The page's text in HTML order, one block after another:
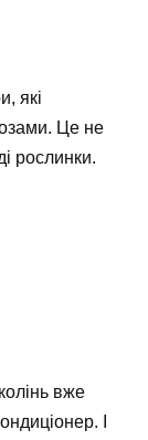
які
Це не
рослинки.
вже
І